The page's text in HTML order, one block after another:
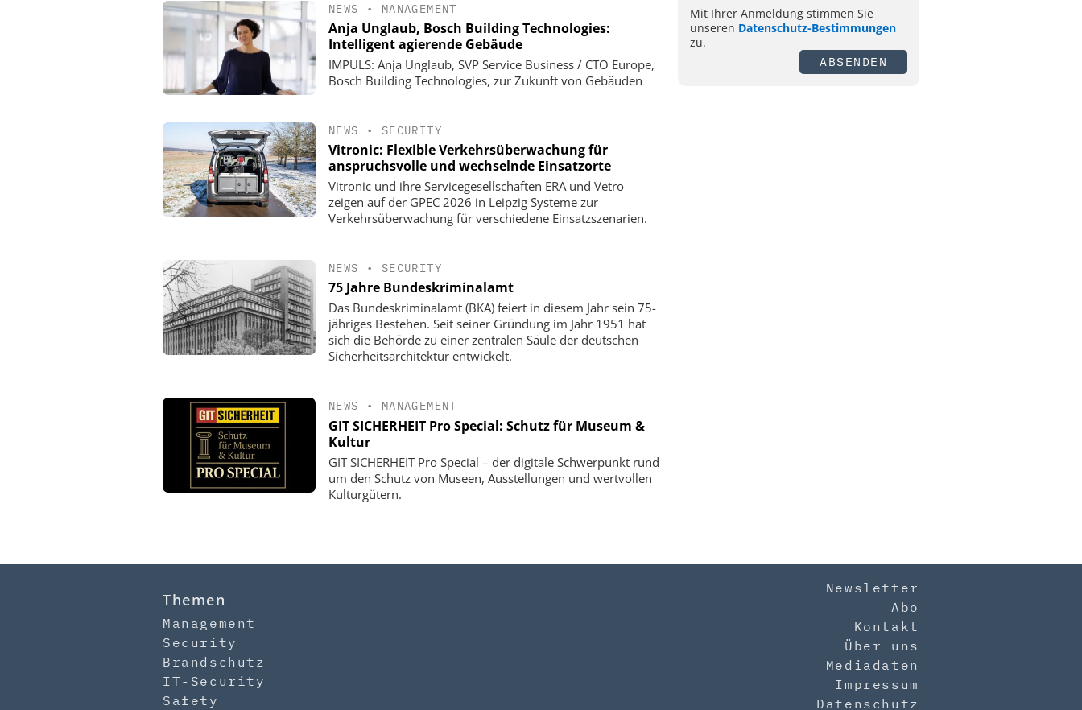
NEWS • MANAGEMENT
Anja Unglaub, Bosch Building Technologies:
Intelligent agierende Gebäude
IMPULS: Anja Unglaub, SVP Service Business / CTO Europe,
Bosch Building Technologies, zur Zukunft von Gebäuden
NEWS • SECURITY
Vitronic: Flexible Verkehrsüberwachung für
anspruchsvolle und wechselnde Einsatzorte
Vitronic und ihre Servicegesellschaften ERA und Vetro
zeigen auf der GPEC 2026 in Leipzig Systeme zur
Verkehrsüberwachung für verschiedene Einsatzszenarien.
NEWS • SECURITY
75 Jahre Bundeskriminalamt
Das Bundeskriminalamt (BKA) feiert in diesem Jahr sein 75-
jähriges Bestehen. Seit seiner Gründung im Jahr 1951 hat
sich die Behörde zu einer zentralen Säule der deutschen
Sicherheitsarchitektur entwickelt.
NEWS • MANAGEMENT
GIT SICHERHEIT Pro Special: Schutz für Museum &
Kultur
GIT SICHERHEIT Pro Special – der digitale Schwerpunkt rund
um den Schutz von Museen, Ausstellungen und wertvollen
Kulturgütern.
Mit Ihrer Anmeldung stimmen Sie
unseren Datenschutz-Bestimmungen
zu.
ABSENDEN
Themen
Management
Security
Brandschutz
IT-Security
Safety
Newsletter
Abo
Kontakt
Über uns
Mediadaten
Impressum
Datenschutz